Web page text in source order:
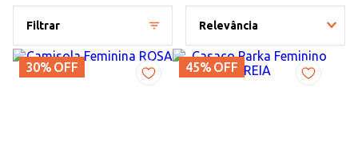
Filtrar Relevância
30% OFF 45% OFF